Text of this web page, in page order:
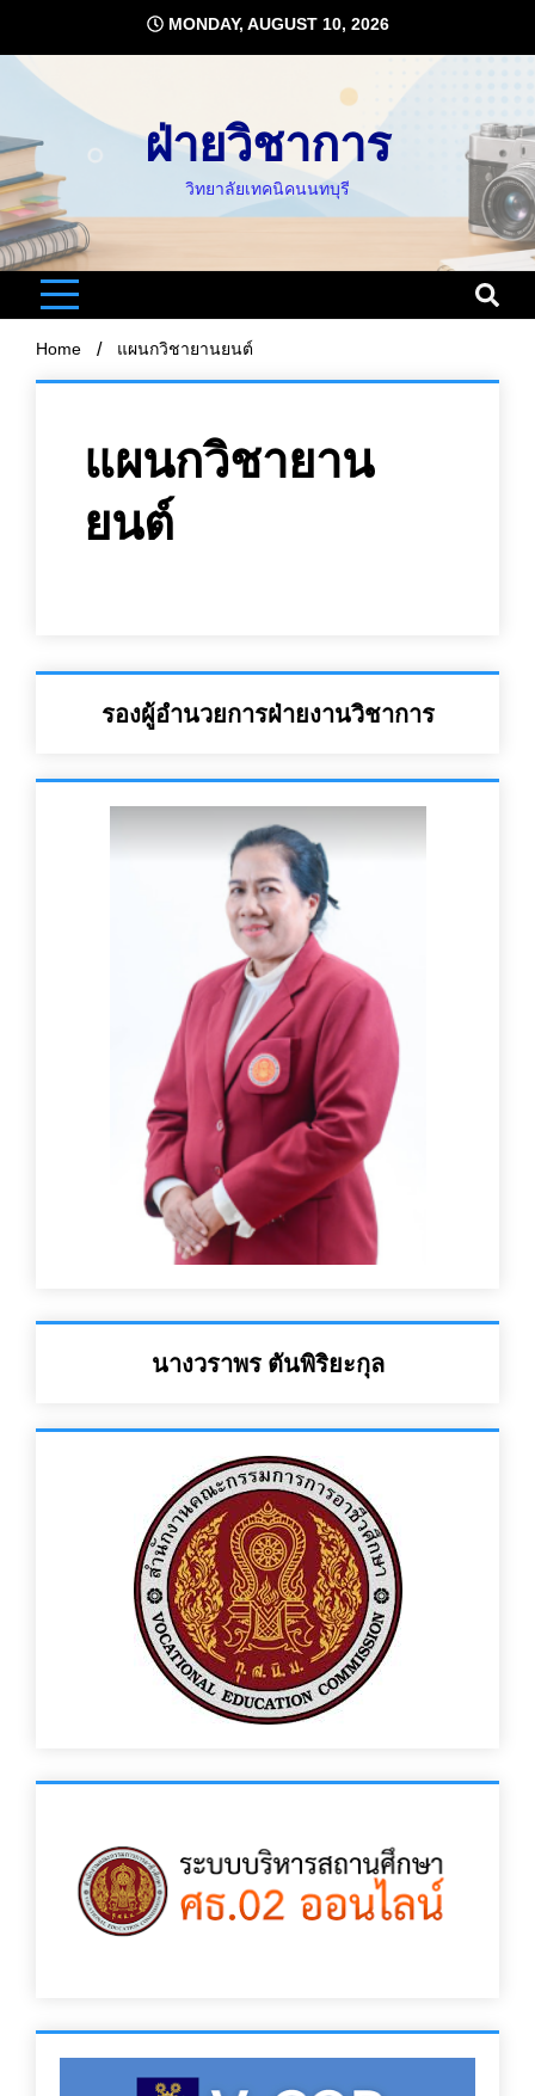
content
MONDAY, AUGUST 10, 2026
ฝ่ายวิชาการ
วิทยาลัยเทคนิคนนทบุรี
Home แผนกวิชายานยนต์
แผนกวิชายาน
ยนต์
รองผู้อำนวยการฝ่ายงานวิชาการ
นางวราพร ตันพิริยะกุล